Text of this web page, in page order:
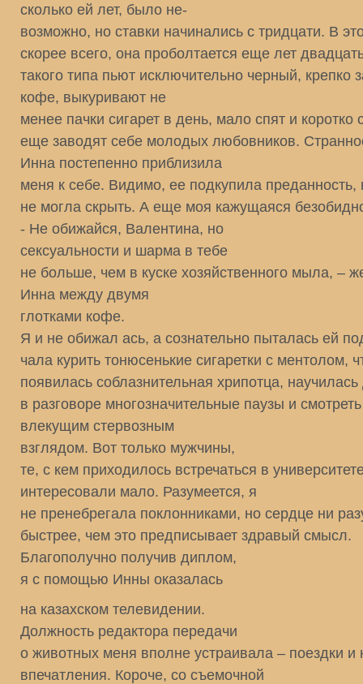
сколько ей лет, было не-
возможно, но ставки начинались с тридцати. В
скорее всего, она проболтается еще лет
такого типа пьют исключительно черный, крепко
кофе, выкуривают не
менее пачки сигарет в день, мало спят и коротко
еще заводят себе молодых любовников.
Инна постепенно приблизила
меня к себе. Видимо, ее подкупила преданность,
не могла скрыть. А еще моя кажущаяся
- Не обижайся, Валентина, но
сексуальности и шарма в тебе
не больше, чем в куске хозяйственного мыла, –
Инна между двумя
глотками кофе.
Я и не обижал ась, а сознательно пыталась ей
чала курить тонюсенькие сигаретки с ментолом,
появилась соблазнительная хрипотца, научилась
в разговоре многозначительные паузы и
влекущим стервозным
взглядом. Вот только мужчины,
те, с кем приходилось встречаться в
интересовали мало. Разумеется, я
не пренебрегала поклонниками, но сердце ни
быстрее, чем это предписывает здравый смысл.
Благополучно получив диплом,
я с помощью Инны оказалась
на казахском телевидении.
Должность редактора передачи
о животных меня вполне устраивала – поездки и
впечатления. Короче, со съемочной